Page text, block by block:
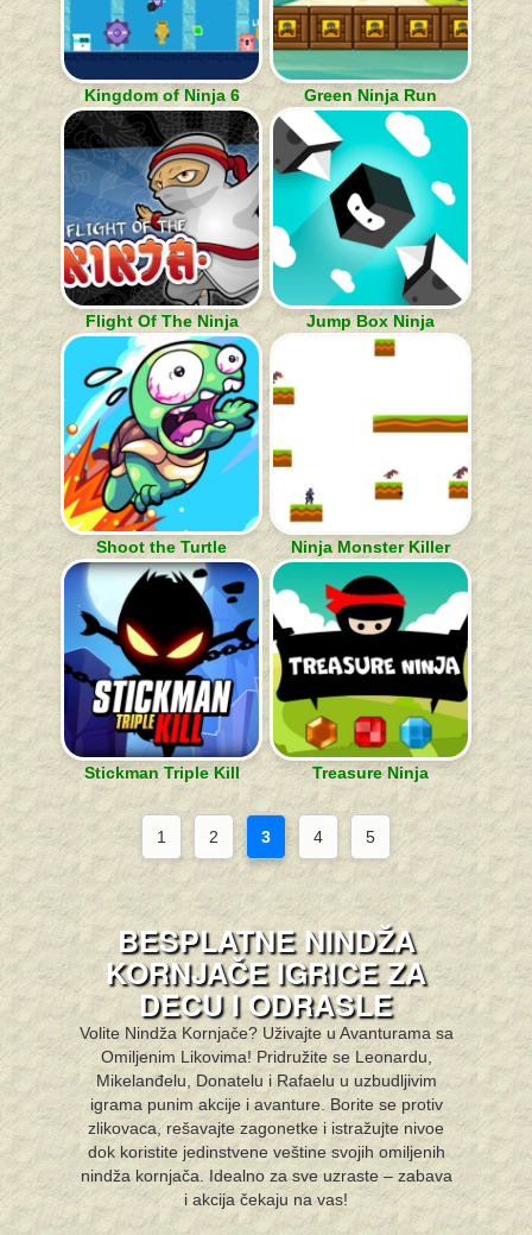
Kingdom of Ninja 6 Green Ninja Run
Flight Of The Ninja Jump Box Ninja
Shoot the Turtle Ninja Monster Killer
Stickman Triple Kill Treasure Ninja
1 2 3 4 5
BESPLATNE NINDŽA
KORNJAČE IGRICE ZA
DECU I ODRASLE
Volite Nindža Kornjače? Uživajte u Avanturama sa
Omiljenim Likovima! Pridružite se Leonardu,
Mikelanđelu, Donatelu i Rafaelu u uzbudljivim
igrama punim akcije i avanture. Borite se protiv
zlikovaca, rešavajte zagonetke i istražujte nivoe
dok koristite jedinstvene veštine svojih omiljenih
nindža kornjača. Idealno za sve uzraste – zabava
i akcija čekaju na vas!